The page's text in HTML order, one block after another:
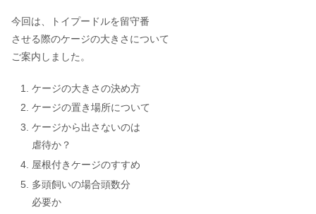
今回は、トイプードルを留守番
させる際のケージの大きさについて
ご案内しました。
ケージの大きさの決め方
ケージの置き場所について
ケージから出さないのは
虐待か？
屋根付きケージのすすめ
多頭飼いの場合頭数分
必要か